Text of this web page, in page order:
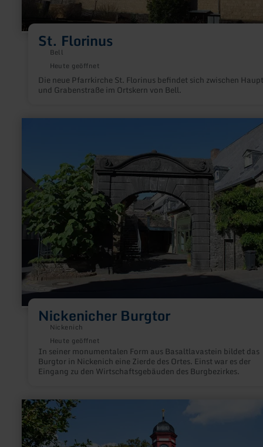
St. Florinus
Bell
Heute geöffnet
Die neue Pfarrkirche St. Florinus befindet sich zwischen
und Grabenstraße im Ortskern von Bell.
Nickenicher Burgtor
Nickenich
Heute geöffnet
In seiner monumentalen Form aus Basaltlavastein bildet das
Burgtor in Nickenich eine Zierde des Ortes. Einst war es der
Eingang zu den Wirtschaftsgebäuden des Burgbezirkes.
mehr
erfahren
zu:
Schloss
Burgbrohl